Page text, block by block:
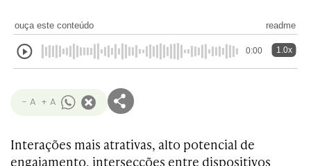
ouça este conteúdo readme
0:00 1.0x
- A + A
Interações mais atrativas, alto potencial de
engajamento, intersecções entre dispositivos